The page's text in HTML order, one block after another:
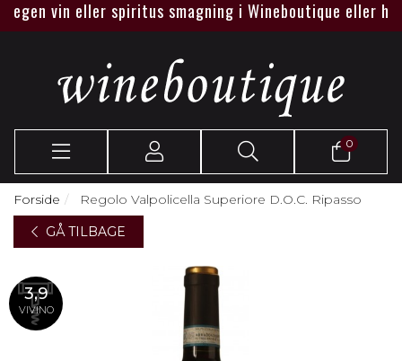
vin eller spiritus smagning i Wineboutique eller hos jer.
0
Forside
Regolo Valpolicella Superiore D.O.C. Ripasso
GÅ TILBAGE
3,9
VIVINO